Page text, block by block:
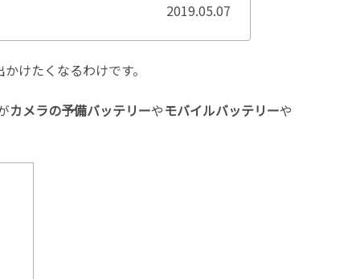
2019.05.07
けたくなるわけです。
カメラの予備バッテリーやモバイルバッテリーや